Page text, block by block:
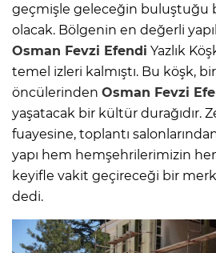
geçmişle geleceğin buluştuğu
olacak. Bölgenin en değerli
Osman Fevzi Efendi Yazlık
temel izleri kalmıştı. Bu köşk,
öncülerinden Osman Fevzi
yaşatacak bir kültür durağıdır.
fuayesine, toplantı
yapı hem hemşehrilerimizin
keyifle vakit geçireceği bir
dedi.